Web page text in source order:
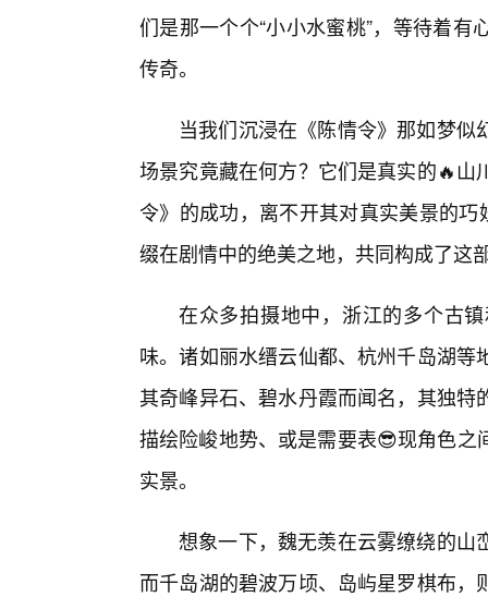
们是那一个个“小小水蜜桃”，等待着
传奇。
当我们沉浸在《陈情令》那如梦
场景究竟藏在何方？它们是真实的🔥
令》的成功，离不开其对真实美景的
缀在剧情中的绝美之地，共同构成了这
在众多拍摄地中，浙江的多个古
味。诸如丽水缙云仙都、杭州千岛湖
其奇峰异石、碧水丹霞而闻名，其独
描绘险峻地势、或是需要表😎现角色
实景。
想象一下，魏无羡在云雾缭绕的山
而千岛湖的碧波万顷、岛屿星罗棋布